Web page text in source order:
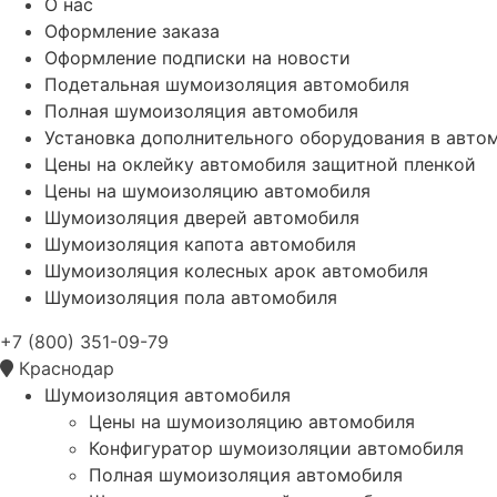
Оформление заказа
Оформление подписки на новости
Подетальная шумоизоляция автомобиля
Полная шумоизоляция автомобиля
Установка дополнительного оборудования в
Цены на оклейку автомобиля защитной пленкой
Цены на шумоизоляцию автомобиля
Шумоизоляция дверей автомобиля
Шумоизоляция капота автомобиля
Шумоизоляция колесных арок автомобиля
Шумоизоляция пола автомобиля
+7 (800) 351-09-79
Краснодар
Шумоизоляция автомобиля
Цены на шумоизоляцию автомобиля
Конфигуратор шумоизоляции автомобиля
Полная шумоизоляция автомобиля